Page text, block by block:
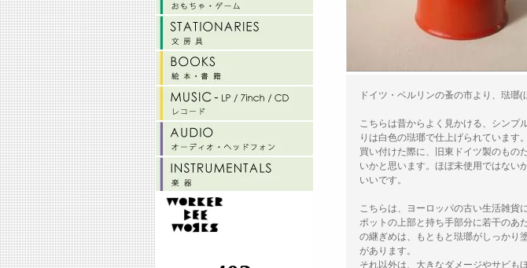
ドイツ・ベルリンの蚤の市より、琺瑯
こちらは昔からよく見かける、シンプ
りは白色の琺瑯で仕上げられています
買い付けた際に、旧東ドイツ製のもの
いかと思います。ほぼ未使用ではない
いいです。
こちらは、ヨーロッパの古い生活雑貨
ポットの上部と持ち手部分に若干のあ
の継ぎめは、もともと琺瑯がしっかり
があります。
それ以外は、大きなダメージやサビも